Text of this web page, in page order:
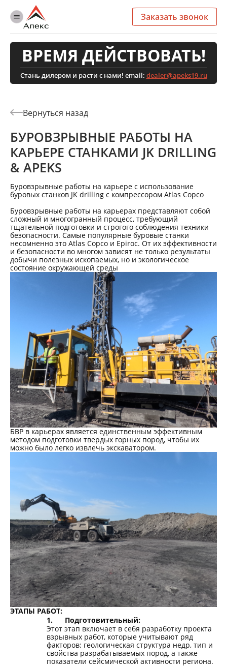
Заказать звонок
ВРЕМЯ ДЕЙСТВОВАТЬ!
Стань дилером и расти с нами! email: dealer@apeks19.ru
БУРОВЗРЫВНЫЕ РАБОТЫ НА
КАРЬЕРЕ СТАНКАМИ JK DRILLING
& APEKS
Буровзрывные работы на карьере с использование
буровых станков JK drilling с компрессором Atlas Copco
Буровзрывные работы на карьерах представляют собой
сложный и многогранный процесс, требующий
тщательной подготовки и строгого соблюдения техники
безопасности. Самые популярные буровые станки
несомненно это Atlas Copco и Epiroc. От их эффективности
и безопасности во многом зависят не только результаты
добычи полезных ископаемых, но и экологическое
состояние окружающей среды
БВР в карьерах является единственным эффективным
методом подготовки твердых горных пород, чтобы их
можно было легко извлечь экскаватором.
ЭТАПЫ РАБОТ:
1.
Подготовительный:
Этот этап включает в себя разработку проекта
взрывных работ, которые учитывают ряд
факторов: геологическая структура недр, тип и
свойства разрабатываемых пород, а также
показатели сейсмической активности региона.